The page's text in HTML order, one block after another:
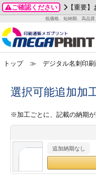
ご確認ください 【重要
低価格、短納期、高品
グッズ
ステッカー
物
ックカード印刷
ィ・販促グッズ
お客様へ
いて
ついて
方法
刷
カード印刷
ード印刷
ックカード名刺
デー
成前に
ガイド
イド
加工指示ガイド
ード印刷
名刺印刷
名刺印刷
ックカード
一覧
わせ
質問FAQ
り
2026年 8月
月
火 水 木
10
11 12 13
24
25 26 27
2026年 9月
水 木
トップ≫ デジタル名刺印刷
選択可能追加加
※加工ごとに、記載の納期が
追加納期なし